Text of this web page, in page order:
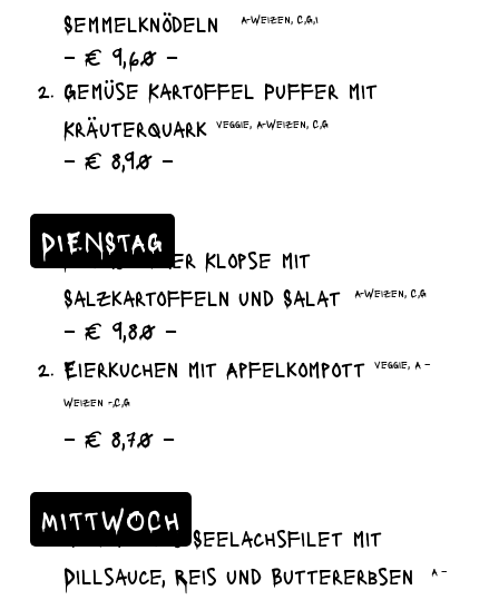
Semmelknödeln
A-Weizen, C,G,I
– € 9,60 –
Gemüse Kartoffel Puffer mit
Kräuterquark
veggie, A-Weizen, C,G
– € 8,90 –
DIENSTAG
Königsberger Klopse mit
Salzkartoffeln und Salat
A-Weizen, C,G
– € 9,80 –
Eierkuchen mit Apfelkompott
veggie, A –
Weizen -,C,G
– € 8,70 –
MITTWOCH
gebratenes Seelachsfilet mit
Dillsauce, Reis und Buttererbsen
A –